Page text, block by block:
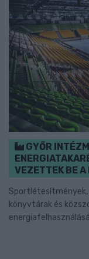
GYŐR
VEZETTEK BE
Sportlétesítmények,
könyvtárak és